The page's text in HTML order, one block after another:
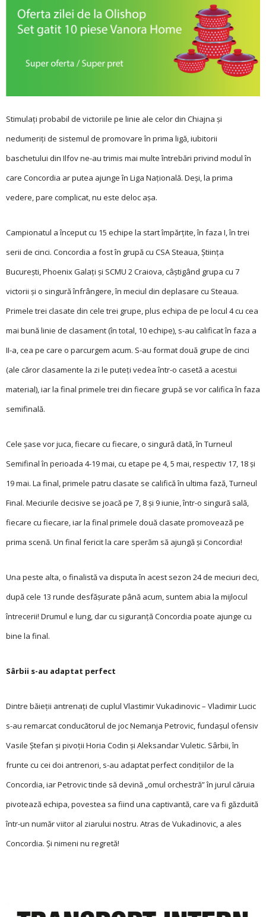
Stimulaţi probabil de victoriile pe linie ale celor din Chiajna şi
nedumeriţi de sistemul de promovare în prima ligă, iubitorii
baschetului din Ilfov ne-au trimis mai multe întrebări privind modul în
care Concordia ar putea ajunge în Liga Naţională. Deşi, la prima
vedere, pare complicat, nu este deloc aşa.
Campionatul a început cu 15 echipe la start împărţite, în faza I, în trei
serii de cinci. Concordia a fost în grupă cu CSA Steaua, Ştiinţa
Bucureşti, Phoenix Galaţi şi SCMU 2 Craiova, câştigând grupa cu 7
victorii şi o singură înfrângere, în meciul din deplasare cu Steaua.
Primele trei clasate din cele trei grupe, plus echipa de pe locul 4 cu cea
mai bună linie de clasament (în total, 10 echipe), s-au calificat în faza a
II-a, cea pe care o parcurgem acum. S-au format două grupe de cinci
(ale căror clasamente la zi le puteţi vedea într-o casetă a acestui
material), iar la final primele trei din fiecare grupă se vor califica în faza
semifinală.
Cele şase vor juca, fiecare cu fiecare, o singură dată, în Turneul
Semifinal în perioada 4-19 mai, cu etape pe 4, 5 mai, respectiv 17, 18 şi
19 mai. La final, primele patru clasate se califică în ultima fază, Turneul
Final. Meciurile decisive se joacă pe 7, 8 şi 9 iunie, într-o singură sală,
fiecare cu fiecare, iar la final primele două clasate promovează pe
prima scenă. Un final fericit la care sperăm să ajungă şi Concordia!
Una peste alta, o finalistă va disputa în acest sezon 24 de meciuri deci,
după cele 13 runde desfăşurate până acum, suntem abia la mijlocul
întrecerii! Drumul e lung, dar cu siguranță Concordia poate ajunge cu
bine la final.
Sârbii s-au adaptat perfect
Dintre băieţii antrenaţi de cuplul Vlastimir Vukadinovic – Vladimir Lucic
s-au remarcat conducătorul de joc Nemanja Petrovic, fundaşul ofensiv
Vasile Ștefan şi pivoţii Horia Codin şi Aleksandar Vuletic. Sârbii, în
frunte cu cei doi antrenori, s-au adaptat perfect condiţiilor de la
Concordia, iar Petrovic tinde să devină „omul orchestră” în jurul căruia
pivotează echipa, povestea sa fiind una captivantă, care va fi găzduită
într-un număr viitor al ziarului nostru. Atras de Vukadinovic, a ales
Concordia. Și nimeni nu regretă!